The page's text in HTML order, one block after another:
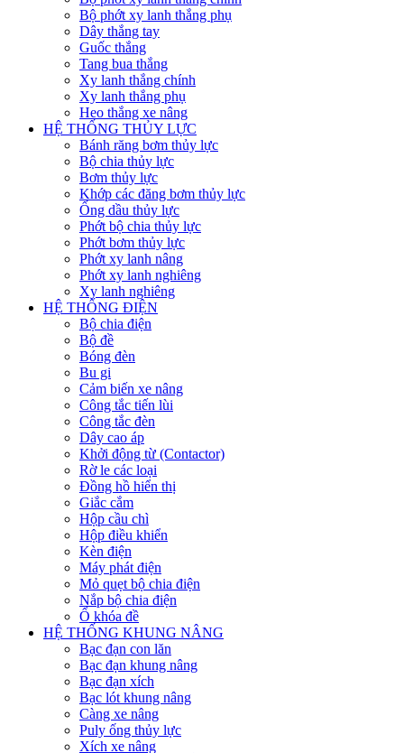
Bộ phớt xy lanh thắng phụ
Dây thắng tay
Guốc thắng
Tang bua thắng
Xy lanh thắng chính
Xy lanh thắng phụ
Heo thắng xe nâng
HỆ THỐNG THỦY LỰC
Bánh răng bơm thủy lực
Bộ chia thủy lực
Bơm thủy lực
Khớp các đăng bơm thủy lực
Ống dầu thủy lực
Phớt bộ chia thủy lực
Phớt bơm thủy lực
Phớt xy lanh nâng
Phớt xy lanh nghiêng
Xy lanh nghiêng
HỆ THỐNG ĐIỆN
Bộ chia điện
Bộ đề
Bóng đèn
Bu gi
Cảm biến xe nâng
Công tắc tiến lùi
Công tắc đèn
Dây cao áp
Khởi động từ (Contactor)
Rờ le các loại
Đồng hồ hiển thị
Giắc cắm
Hộp cầu chì
Hộp điều khiển
Kèn điện
Máy phát điện
Mỏ quẹt bộ chia điện
Nắp bộ chia điện
Ổ khóa đề
HỆ THỐNG KHUNG NÂNG
Bạc đạn con lăn
Bạc đạn khung nâng
Bạc đạn xích
Bạc lót khung nâng
Càng xe nâng
Puly ống thủy lực
Xích xe nâng